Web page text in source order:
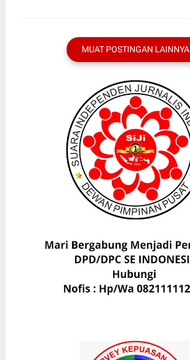
MUAT POSTINGAN LAINNYA